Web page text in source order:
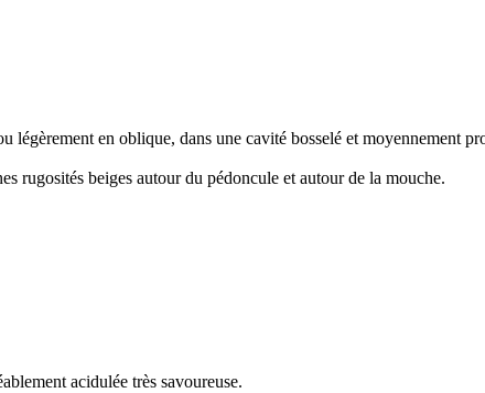
en oblique, dans une cavité bosselé et moyennement
rugosités beiges autour du pédoncule et autour de la mouche.
acidulée très savoureuse.